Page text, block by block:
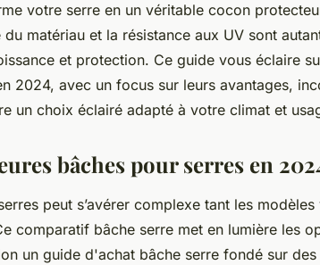
votre serre en un véritable cocon
matériau et la résistance aux UV sont
et protection. Ce guide vous éclaire
2024, avec un focus sur leurs avantages,
un choix éclairé adapté à votre climat et
bâches pour serres en
peut s’avérer complexe tant les modèles
comparatif bâche serre met en lumière les
un guide d'achat bâche serre fondé sur